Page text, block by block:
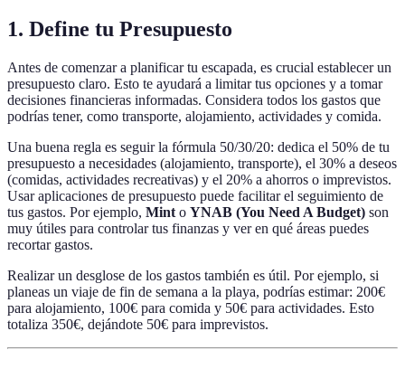
1. Define tu Presupuesto
Antes de comenzar a planificar tu escapada, es crucial establecer un
presupuesto claro. Esto te ayudará a limitar tus opciones y a tomar
decisiones financieras informadas. Considera todos los gastos que
podrías tener, como transporte, alojamiento, actividades y comida.
Una buena regla es seguir la fórmula 50/30/20: dedica el 50% de tu
presupuesto a necesidades (alojamiento, transporte), el 30% a deseos
(comidas, actividades recreativas) y el 20% a ahorros o imprevistos.
Usar aplicaciones de presupuesto puede facilitar el seguimiento de
tus gastos. Por ejemplo, Mint o YNAB (You Need A Budget) son
muy útiles para controlar tus finanzas y ver en qué áreas puedes
recortar gastos.
Realizar un desglose de los gastos también es útil. Por ejemplo, si
planeas un viaje de fin de semana a la playa, podrías estimar: 200€
para alojamiento, 100€ para comida y 50€ para actividades. Esto
totaliza 350€, dejándote 50€ para imprevistos.